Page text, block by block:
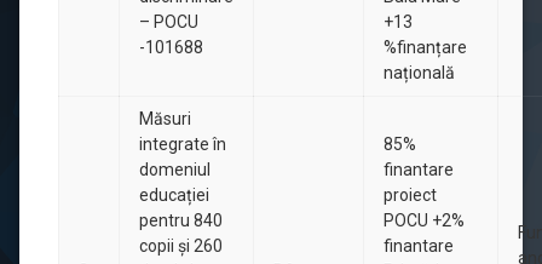
– POCU
-101688
+13
%finanțare
națională
Măsuri
integrate în
domeniul
educației
pentru 840
copii și 260
85%
finantare
proiect
POCU +2%
finantare